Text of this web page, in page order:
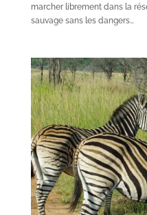
marcher librement dans la
sauvage sans les dangers…